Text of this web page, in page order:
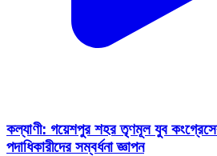
কল্যাণী: গয়েশপুর শহর তৃণমূল যুব
পদাধিকারীদের সম্বর্ধনা জ্ঞাপন